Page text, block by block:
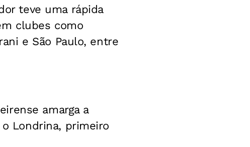
teve uma rápida
clubes como
e São Paulo, entre
amarga a
Londrina, primeiro